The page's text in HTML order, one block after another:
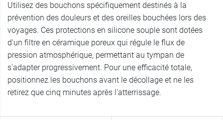
Utilisez des bouchons spécifiquement destinés à la
prévention des douleurs et des oreilles bouchées lors des
voyages. Ces protections en silicone souple sont dotées
d'un filtre en céramique poreux qui régule le flux de
pression atmosphérique, permettant au tympan de
s'adapter progressivement. Pour une efficacité totale,
positionnez les bouchons avant le décollage et ne les
retirez que cinq minutes après l'atterrissage.